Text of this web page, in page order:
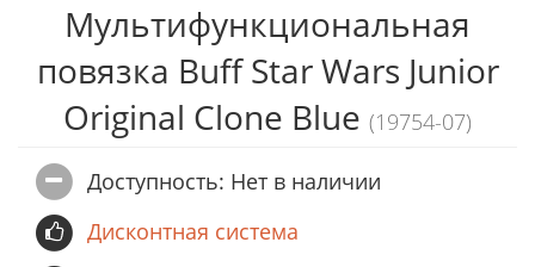
Мультифункциональная
повязка Buff Star Wars Junior
Original Clone Blue (19754-07)
Доступность: Нет в наличии
Дисконтная система